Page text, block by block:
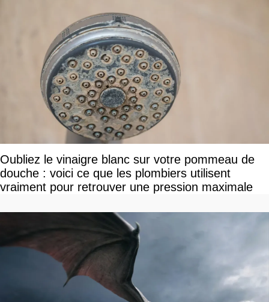
Oubliez le vinaigre blanc sur votre pommeau de
douche : voici ce que les plombiers utilisent
vraiment pour retrouver une pression maximale